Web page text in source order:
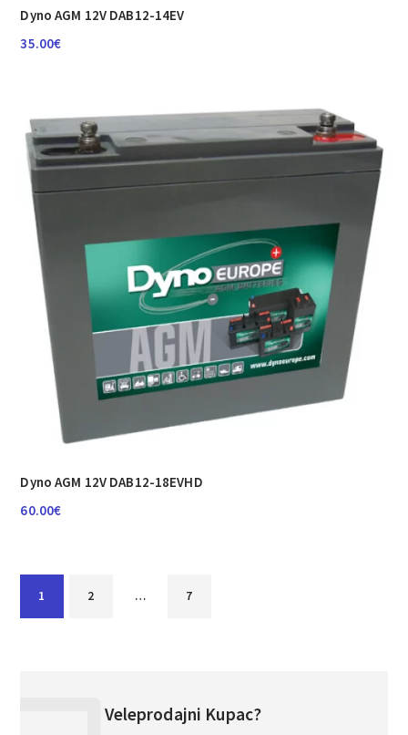
Dyno AGM 12V DAB12-14EV
35.00€
Dyno AGM 12V DAB12-18EVHD
60.00€
1 2 … 7
Veleprodajni Kupac?